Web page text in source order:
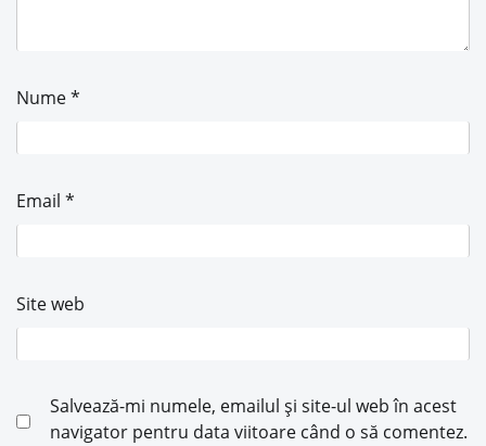
Nume*
Email *
Site web
Salvează-mi numele, emailul și site-ul web în acest
navigator pentru data viitoare când o să comentez.